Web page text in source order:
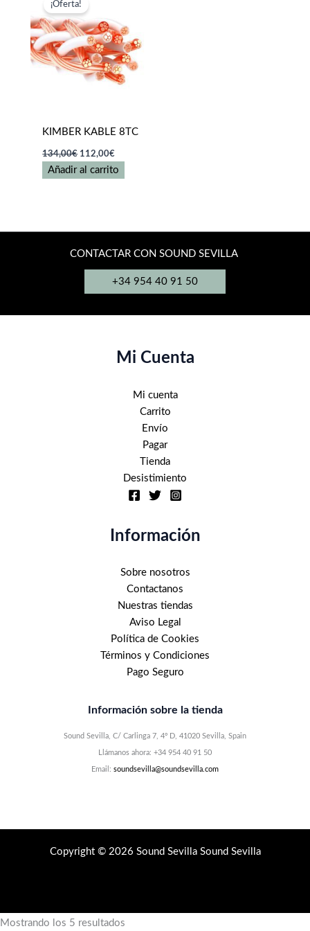
Mostrando los 5 resultados
¡Oferta!
KIMBER KABLE 8TC
134,00€ El
precio
original
112,00€
precio
actual
Añadir al carrito
CONTACTAR CON SOUND SEVILLA
+34 954 40 91 50
Mi Cuenta
Mi cuenta
Carrito
Envío
Pagar
Tienda
Desistimiento
Información
Sobre nosotros
Contactanos
Nuestras tiendas
Aviso Legal
Política de Cookies
Términos y Condiciones
Pago Seguro
Información sobre la tienda
Sound Sevilla, C/ Carlinga 7, 4º D, 41020 Sevilla, Spain
Llámanos ahora: +34 954 40 91 50
Email: soundsevilla@soundsevilla.com
Copyright © 2026 Sound Sevilla Sound Sevilla